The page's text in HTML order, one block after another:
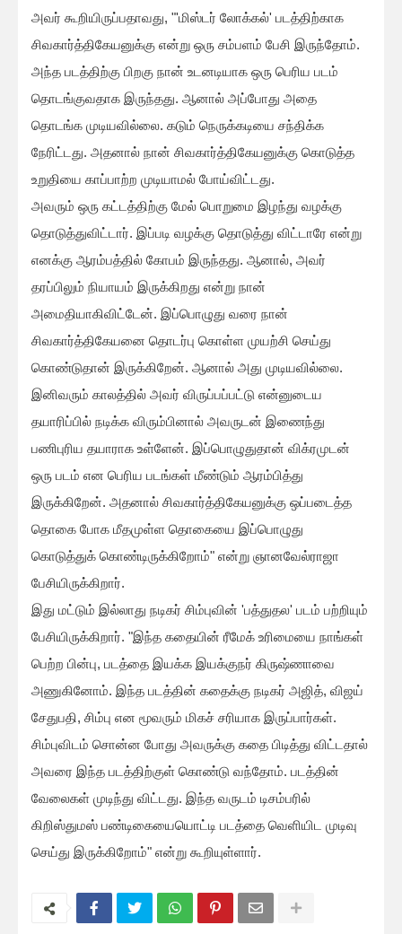
அவர் கூறியிருப்பதாவது, "'மிஸ்டர் லோக்கல்' படத்திற்காக
சிவகார்த்திகேயனுக்கு என்று ஒரு சம்பளம் பேசி இருந்தோம்.
அந்த படத்திற்கு பிறகு நான் உடனடியாக ஒரு பெரிய படம்
தொடங்குவதாக இருந்தது. ஆனால் அப்போது அதை
தொடங்க முடியவில்லை. கடும் நெருக்கடியை சந்திக்க
நேரிட்டது. அதனால் நான் சிவகார்த்திகேயனுக்கு கொடுத்த
உறுதியை காப்பாற்ற முடியாமல் போய்விட்டது.
அவரும் ஒரு கட்டத்திற்கு மேல் பொறுமை இழந்து வழக்கு
தொடுத்துவிட்டார். இப்படி வழக்கு தொடுத்து விட்டாரே என்று
எனக்கு ஆரம்பத்தில் கோபம் இருந்தது. ஆனால், அவர்
தரப்பிலும் நியாயம் இருக்கிறது என்று நான்
அமைதியாகிவிட்டேன். இப்பொழுது வரை நான்
சிவகார்த்திகேயனை தொடர்பு கொள்ள முயற்சி செய்து
கொண்டுதான் இருக்கிறேன். ஆனால் அது முடியவில்லை.
இனிவரும் காலத்தில் அவர் விருப்பப்பட்டு என்னுடைய
தயாரிப்பில் நடிக்க விரும்பினால் அவருடன் இணைந்து
பணிபுரிய தயாராக உள்ளேன். இப்பொழுதுதான் விக்ரமுடன்
ஒரு படம் என பெரிய படங்கள் மீண்டும் ஆரம்பித்து
இருக்கிறேன். அதனால் சிவகார்த்திகேயனுக்கு ஒப்படைத்த
தொகை போக மீதமுள்ள தொகையை இப்பொழுது
கொடுத்துக் கொண்டிருக்கிறோம்" என்று ஞானவேல்ராஜா
பேசியிருக்கிறார்.
இது மட்டும் இல்லாது நடிகர் சிம்புவின் 'பத்துதல' படம் பற்றியும்
பேசியிருக்கிறார். "இந்த கதையின் ரீமேக் உரிமையை நாங்கள்
பெற்ற பின்பு, படத்தை இயக்க இயக்குநர் கிருஷ்ணாவை
அணுகினோம். இந்த படத்தின் கதைக்கு நடிகர் அஜித், விஜய்
சேதுபதி, சிம்பு என மூவரும் மிகச் சரியாக இருப்பார்கள்.
சிம்புவிடம் சொன்ன போது அவருக்கு கதை பிடித்து விட்டதால்
அவரை இந்த படத்திற்குள் கொண்டு வந்தோம். படத்தின்
வேலைகள் முடிந்து விட்டது. இந்த வருடம் டிசம்பரில்
கிறிஸ்துமஸ் பண்டிகையையொட்டி படத்தை வெளியிட முடிவு
செய்து இருக்கிறோம்" என்று கூறியுள்ளார்.